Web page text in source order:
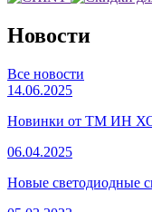
Новости
Все новости
14.06.2025
Новинки от ТМ ИН
06.04.2025
Новые светодиодные